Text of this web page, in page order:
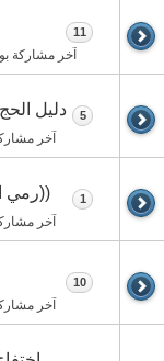
آخر مشاركة
11
دليل
آخر
5
((رمي
آخر
1
آخر
10